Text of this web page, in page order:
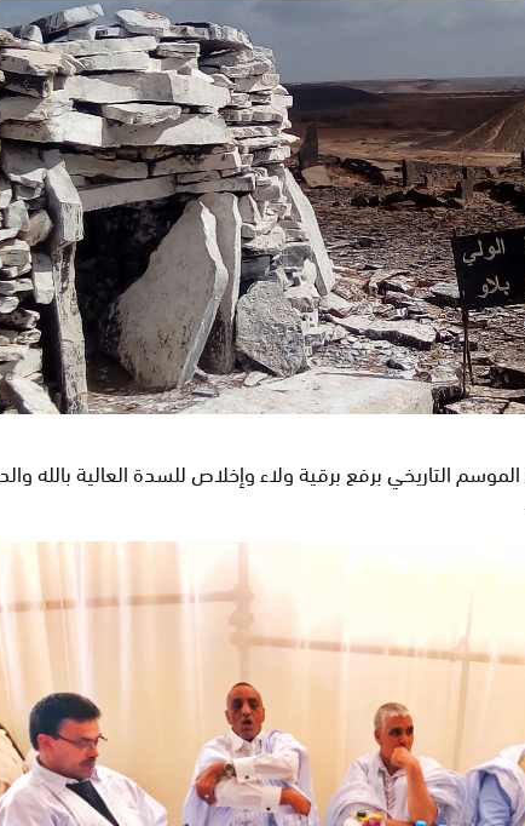
التاريخي برفع برقية ولاء وإخلاص للسدة العالية بالله